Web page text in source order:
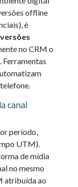
offline
é
no CRM o
Ferramentas
canal
período,
UTM).
de mídia
no mesmo
atribuída ao